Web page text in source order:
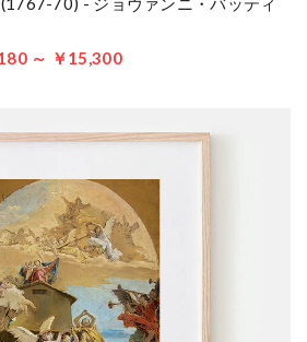
～ ￥15,300